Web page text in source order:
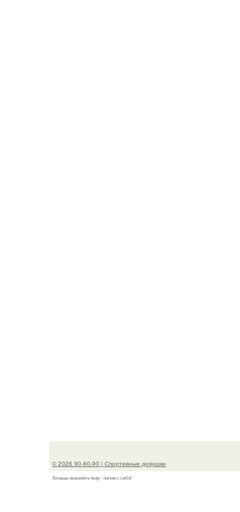
© 2026 90-60-90 | Спортивные девушки
Хочешь изменить мир - начни с себя!